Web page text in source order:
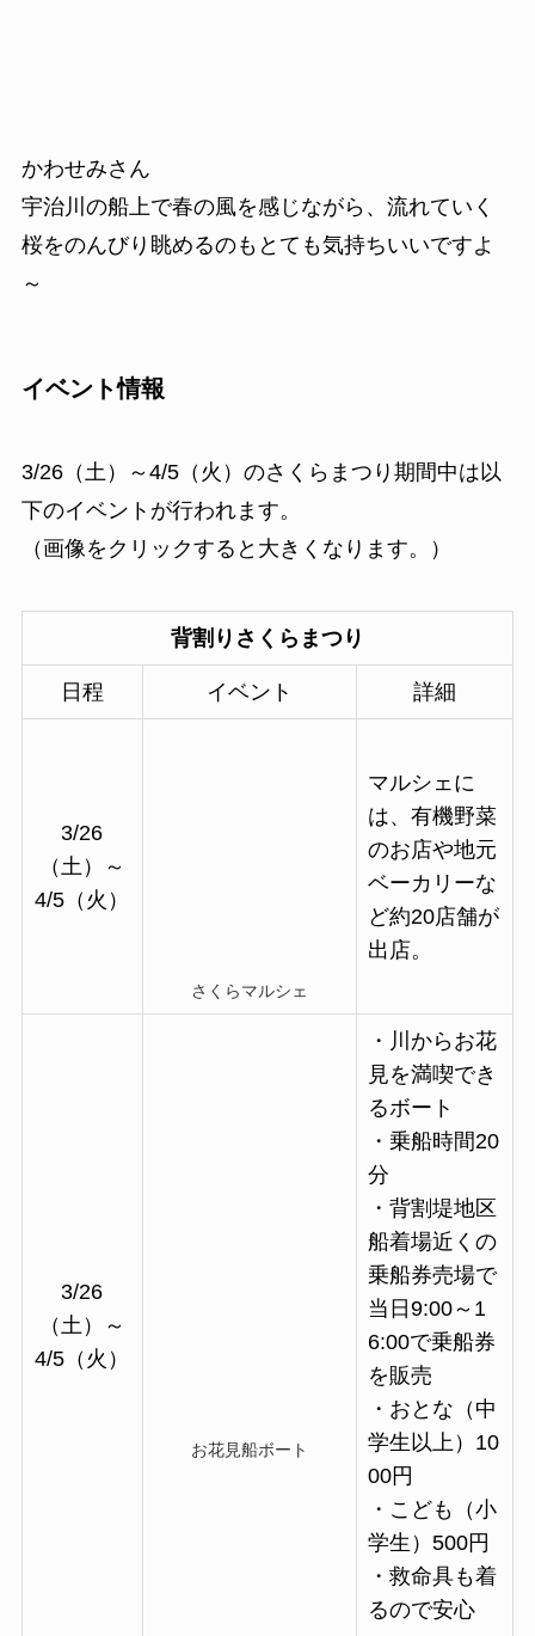
かわせみさん
宇治川の船上で春の風を感じながら、流れていく
桜をのんびり眺めるのもとても気持ちいいですよ
～
イベント情報
3/26（土）～4/5（火）のさくらまつり期間中は以
下のイベントが行われます。
（画像をクリックすると大きくなります。）
背割りさくらまつり
日程 イベント 詳細
3/26
（土）～
4/5（火）
さくらマルシェ
マルシェに
は、有機野菜
のお店や地元
ベーカリーな
ど約20店舗が
出店。
3/26
（土）～
4/5（火）
お花見船ボート
・川からお花
見を満喫でき
るボート
・乗船時間20
分
・背割堤地区
船着場近くの
乗船券売場で
当日9:00～1
6:00で乗船券
を販売
・おとな（中
学生以上）10
00円
・こども（小
学生）500円
・救命具も着
るので安心